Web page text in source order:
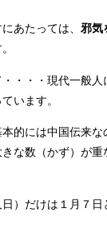
あたっては、 邪気
・・・現代一般人
います。
的には中国伝来
な数（かず）が
）だけは１月７日